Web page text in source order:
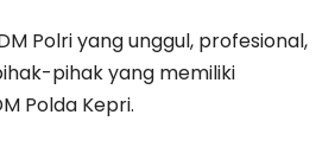
Polri yang unggul, profesional,
pihak yang memiliki
Polda Kepri.